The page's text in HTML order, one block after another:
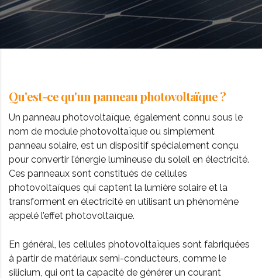
Qu'est-ce qu'un panneau photovoltaïque ?
Un panneau photovoltaïque, également connu sous le
nom de module photovoltaïque ou simplement
panneau solaire, est un dispositif spécialement conçu
pour convertir l’énergie lumineuse du soleil en électricité.
Ces panneaux sont constitués de cellules
photovoltaïques qui captent la lumière solaire et la
transforment en électricité en utilisant un phénomène
appelé l’effet photovoltaïque.
En général, les cellules photovoltaïques sont fabriquées
à partir de matériaux semi-conducteurs, comme le
silicium, qui ont la capacité de générer un courant